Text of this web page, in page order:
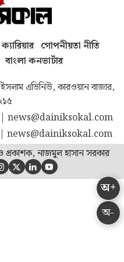
অ-
অ+
ক্যারিয়ার গোপনীয়তা নীতি
বাংলা কনভার্টার
এভিনিউ, কারওয়ান বাজার,
news@dainiksokal.com
news@dainiksokal.com
নাজমুল হাসান সরকার
  